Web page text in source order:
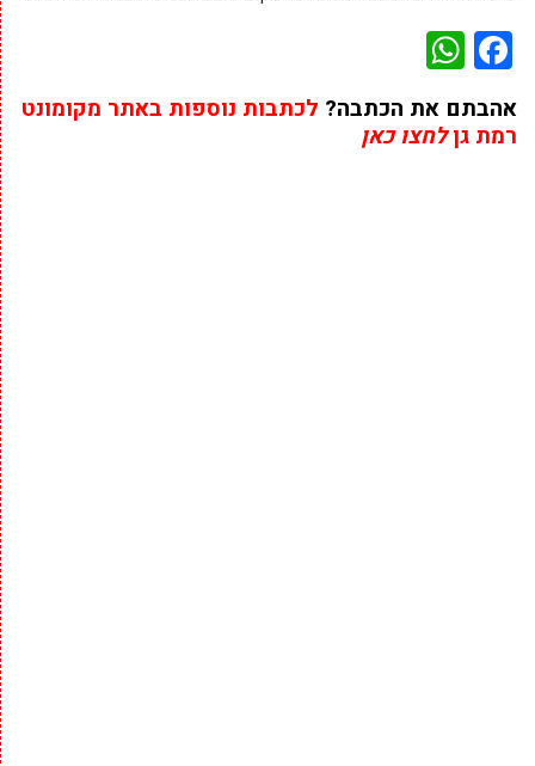
Facebook
אהבתם את הכתבה? לכתבות נוספות באתר מקומונט
רמת גןלחצו כאן